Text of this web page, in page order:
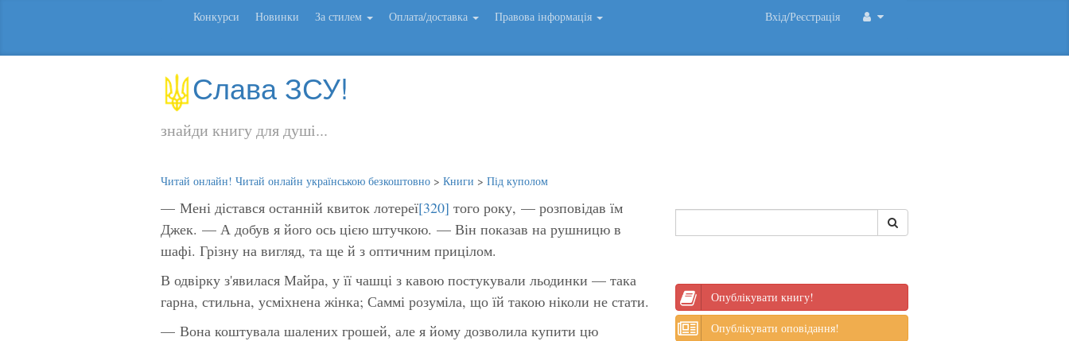
Конкурси Новинки За стилем Оплата/доставка Правова інформація Вхід/Реєстрація
Слава ЗСУ!
знайди книгу для душі...
Читай онлайн! Читай онлайн українською безкоштовно > Книги > Під куполом
— Мені дістався останній квиток лотереї[320] того року, — розповідав їм
Джек. — А добув я його ось цією штучкою. — Він показав на рушницю в
шафі. Грізну на вигляд, та ще й з оптичним прицілом.
В одвірку з'явилася Майра, у її чашці з кавою постукували льодинки — така
гарна, стильна, усміхнена жінка; Саммі розуміла, що їй такою ніколи не стати.
— Вона коштувала шалених грошей, але я йому дозволила купити цю
Опублікувати книгу!
Опублікувати оповідання!